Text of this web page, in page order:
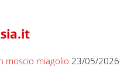
moscio miagolio 23/05/2026